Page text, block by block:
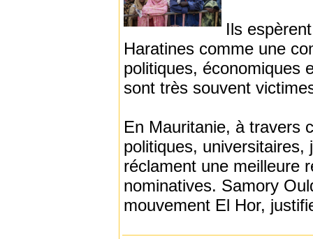
Ils
Haratines comme une
politiques, économiques
sont très souvent
En Mauritanie, à travers
politiques,
réclament une meilleure
nominatives. Samory
mouvement El Hor,